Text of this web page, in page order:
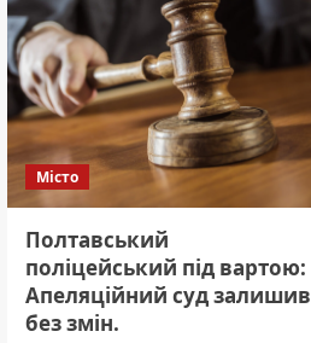
Місто
Полтавський
поліцейський під вартою:
Апеляційний суд залишив
без змін.